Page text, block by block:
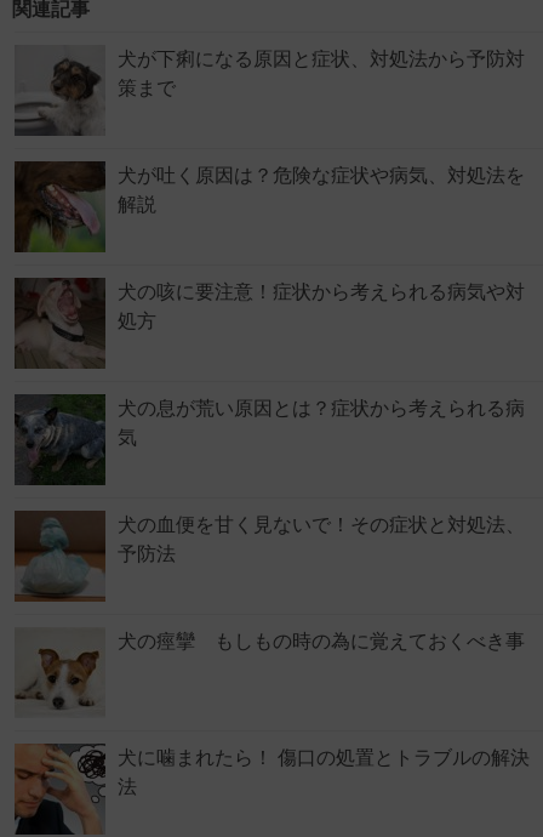
関連記事
犬が下痢になる原因と症状、対処法から予防対
策まで
犬が吐く原因は？危険な症状や病気、対処法を
解説
犬の咳に要注意！症状から考えられる病気や対
処方
犬の息が荒い原因とは？症状から考えられる病
気
犬の血便を甘く見ないで！その症状と対処法、
予防法
犬の痙攣 もしもの時の為に覚えておくべき事
犬に噛まれたら！ 傷口の処置とトラブルの解決
法